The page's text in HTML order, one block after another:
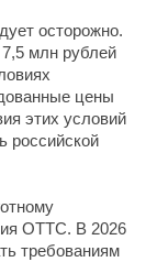
осторожно.
млн рублей
цены
этих условий
российской
ОТТС. В 2026
требованиям